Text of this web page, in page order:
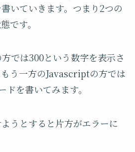
いていきます。つまり2つの
です。
では300という数字を表示さ
う一方のJavascriptの方では
ドを書いてみます。
うとすると片方がエラーに